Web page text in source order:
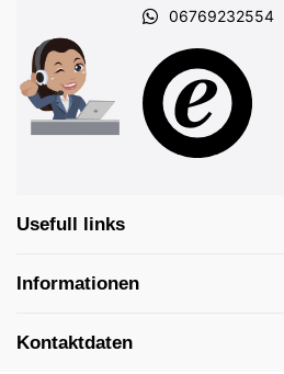
06769232554
Usefull links
Informationen
Kontaktdaten